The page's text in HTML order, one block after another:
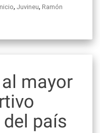
, Juvineu, Ramón
mayor
país